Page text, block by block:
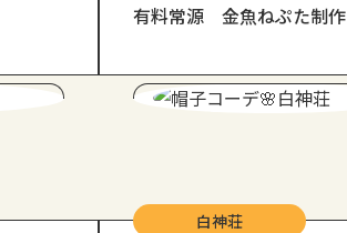
有料常源 金魚ねぷた制作
白神荘